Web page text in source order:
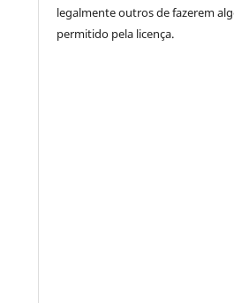
legalmente outros de fazerem
permitido pela licença.